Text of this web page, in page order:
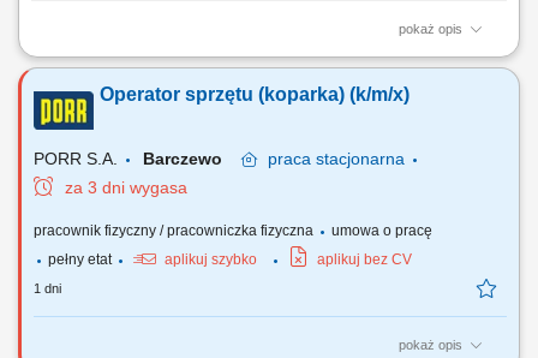
pokaż opis
Opis stanowiska: Praca na koparce jednonaczyniowej; Po zakończeniu
Niemcy;
Operator sprzętu (koparka) (k/m/x)
PORR S.A. Barczewo praca stacjonarna
za 3 dni wygasa
pracownik fizyczny / pracowniczka fizyczna
umowa o pracę
pełny etat
aplikuj szybko aplikuj bez CV
1 dni
pokaż opis